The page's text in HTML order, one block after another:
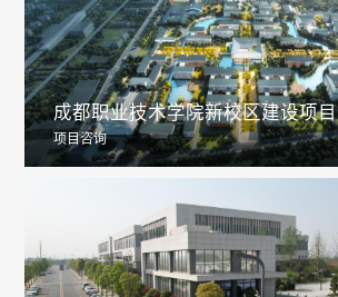
成都职业技术学院新校区建设项目
项目咨询